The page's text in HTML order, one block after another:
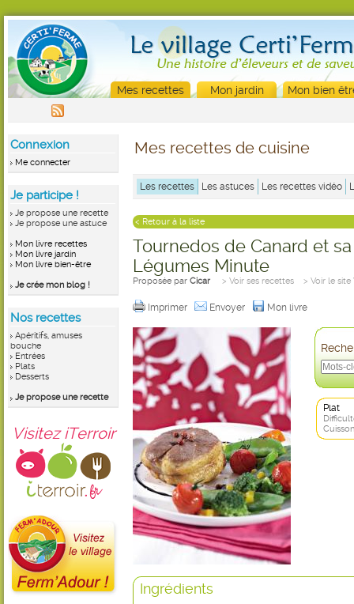
Mes recettes Mon jardin Mon bien
Connexion
Me connecter
Je participe !
Je propose une recette
Je propose une astuce
Mon livre recettes
Mon livre jardin
Mon livre bien-être
Je crée mon blog !
Nos recettes
Apéritifs, amuses
bouche
Entrées
Plats
Desserts
Je propose une recette
Visitez iTerroir
Mes recettes de cuisine
Les recettes Les astuces Les recettes vidéo
< Retour à la liste
Tournedos de Canard et
Légumes Minute
Proposée par Cicar > Voir ses recettes > Voir le
Imprimer Envoyer Mon livre
Plat
Ingrédients